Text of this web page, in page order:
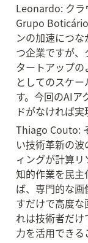
Leonardo: クラ
Grupo
ンの加速につ
つ企業ですが
タートアップ
としてのスケ
す。今回のAIア
ドがなければ実
Thiago Couto:
い技術革新の
ィングが計算
知的作業を民主
ば、専門的な
すだけで高度
れは技術者だ
力を活用できる